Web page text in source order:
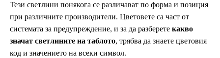
Тези светлини понякога се различават по форма и позиция
при различните производители. Цветовете са част от
системата за предупреждение, и за да разберете какво
значат светлините на таблото, трябва да знаете цветовия
код и значението на всеки символ.